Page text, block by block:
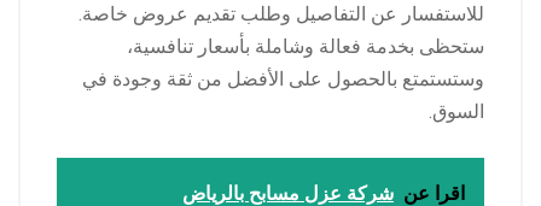
للاستفسار عن التفاصيل وطلب تقديم عروض خاصة.
ستحظى بخدمة فعالة وشاملة بأسعار تنافسية،
وستستمتع بالحصول على الأفضل من ثقة وجودة في
السوق.
اقرا عن شركة عزل مسابح بالرياض